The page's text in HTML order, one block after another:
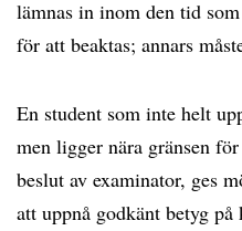
lämnas in inom den tid
för att beaktas; annars
En student som inte helt
men ligger nära gränsen
beslut av examinator, ges
att uppnå godkänt betyg